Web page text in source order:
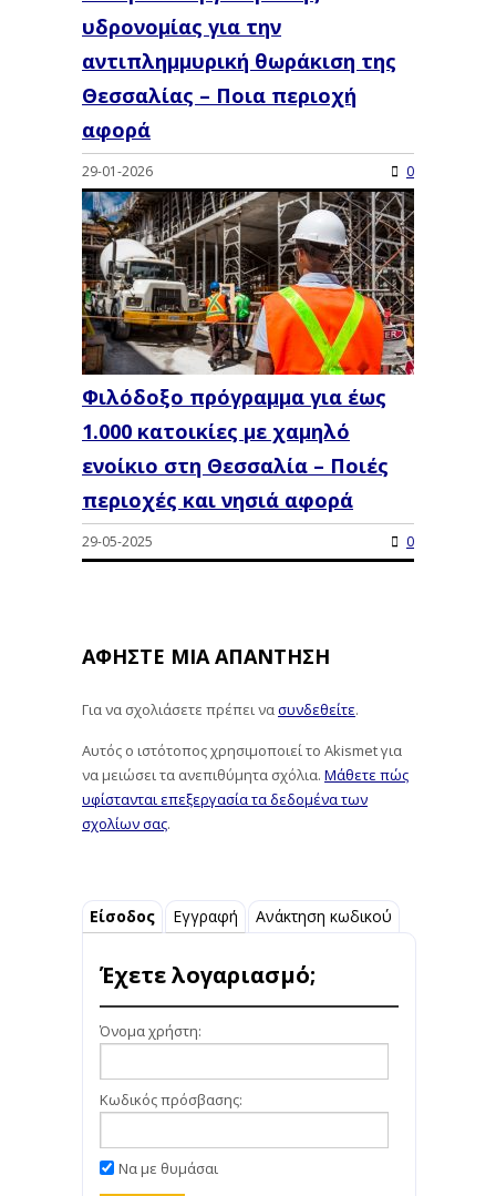
υδρονομίας για την
αντιπλημμυρική θωράκιση της
Θεσσαλίας – Ποια περιοχή
αφορά
29-01-2026 0
Φιλόδοξο πρόγραμμα για έως
1.000 κατοικίες με χαμηλό
ενοίκιο στη Θεσσαλία – Ποιές
περιοχές και νησιά αφορά
29-05-2025 0
ΑΦΉΣΤΕ ΜΙΑ ΑΠΆΝΤΗΣΗ
Για να σχολιάσετε πρέπει νασυνδεθείτε.
Αυτός ο ιστότοπος χρησιμοποιεί το Akismet για
να μειώσει τα ανεπιθύμητα σχόλια. Μάθετε πώς
υφίστανται επεξεργασία τα δεδομένα των
σχολίων σας.
Είσοδος Εγγραφή Ανάκτηση κωδικού
Έχετε λογαριασμό;
Όνομα χρήστη:
Κωδικός πρόσβασης:
Να με θυμάσαι